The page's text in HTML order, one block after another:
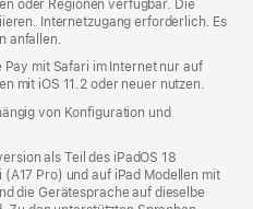
oder Regionen verfügbar. Die
Internetzugang erforderlich. Es
anfallen.
mit Safari im Internet nur auf
mit iOS 11.2 oder neuer nutzen.
von Konfiguration und
als Teil des iPadOS 18
Pro) und auf iPad Modellen mit
die Gerätesprache auf dieselbe